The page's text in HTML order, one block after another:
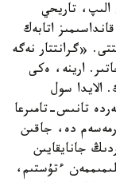
الىپ، تاريحي
اتابەك
«گرانتتار نەگە
ارينە، ەكى
الايدا سول
تانىس-تامىرعا
دە، جاقىن
جانايقايىن
ءتۇستىم،